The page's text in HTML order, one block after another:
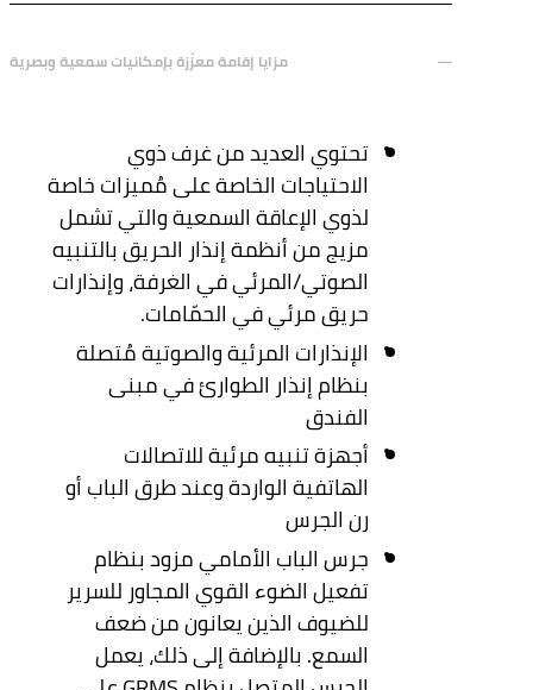
مزايا إقامة معزّزة بإمكانيات سمعية وبصرية
تحتوي العديد من غرف ذوي
الاحتياجات الخاصة على مُميزات خاصة
لذوي الإعاقة السمعية والتي تشمل
مزيج من أنظمة إنذار الحريق بالتنبيه
الصوتي/المرئي في الغرفة، وإنذارات
حريق مرئي في الحمّامات.
الإنذارات المرئية والصوتية مُتصلة
بنظام إنذار الطوارئ في مبنى
الفندق
أجهزة تنبيه مرئية للاتصالات
الهاتفية الواردة وعند طرق الباب أو
رن الجرس
جرس الباب الأمامي مزود بنظام
تفعيل الضوء القوي المجاور للسرير
للضيوف الذين يعانون من ضعف
السمع. بالإضافة إلى ذلك، يعمل